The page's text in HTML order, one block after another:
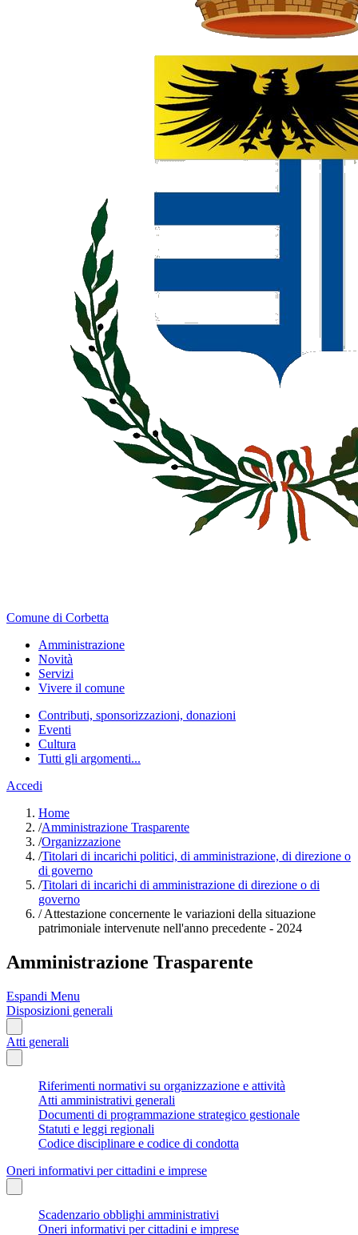
Comune di Corbetta
Amministrazione
Novità
Servizi
Vivere il comune
Contributi, sponsorizzazioni, donazioni
Eventi
Cultura
Tutti gli argomenti...
Accedi
Home
/Amministrazione Trasparente
/Organizzazione
/Titolari di incarichi politici, di amministrazione, di direzione o
di governo
/Titolari di incarichi di amministrazione di direzione o di
governo
/Attestazione concernente le variazioni della situazione
patrimoniale intervenute nell'anno precedente - 2024
Amministrazione Trasparente
Espandi Menu
Disposizioni generali
Atti generali
Riferimenti normativi su organizzazione e attività
Atti amministrativi generali
Documenti di programmazione strategico gestionale
Statuti e leggi regionali
Codice disciplinare e codice di condotta
Oneri informativi per cittadini e imprese
Scadenzario obblighi amministrativi
Oneri informativi per cittadini e imprese